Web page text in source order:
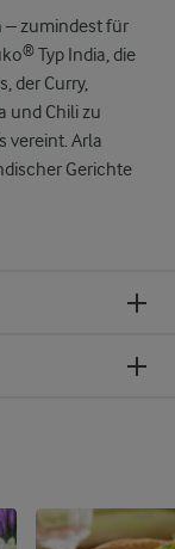
– zumindest für
Typ India, die
der Curry,
und Chili zu
vereint. Arla
Gerichte